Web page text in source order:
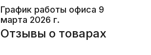
График работы офиса 9
марта 2026 г.
Отзывы о товарах